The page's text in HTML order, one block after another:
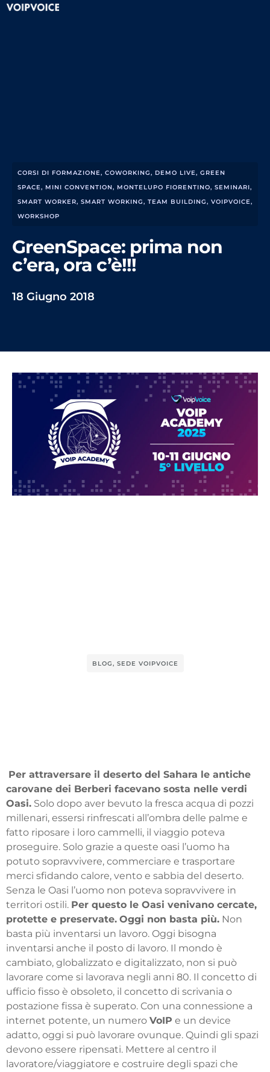
CORSI DI FORMAZIONE, COWORKING, DEMO LIVE, GREEN
SPACE, MINI CONVENTION, MONTELUPO FIORENTINO, SEMINARI,
SMART WORKER, SMART WORKING, TEAM BUILDING, VOIPVOICE,
WORKSHOP
GreenSpace: prima non
c’era, ora c’è!!!
18 Giugno 2018
BLOG, SEDE VOIPVOICE
Per attraversare il deserto del Sahara le antiche
carovane dei Berberi facevano sosta nelle verdi
Oasi. Solo dopo aver bevuto la fresca acqua di pozzi
millenari, essersi rinfrescati all’ombra delle palme e
fatto riposare i loro cammelli, il viaggio poteva
proseguire. Solo grazie a queste oasi l’uomo ha
potuto sopravvivere, commerciare e trasportare
merci sfidando calore, vento e sabbia del deserto.
Senza le Oasi l’uomo non poteva sopravvivere in
territori ostili. Per questo le Oasi venivano cercate,
protette e preservate. Oggi non basta più. Non
basta più inventarsi un lavoro. Oggi bisogna
inventarsi anche il posto di lavoro. Il mondo è
cambiato, globalizzato e digitalizzato, non si può
lavorare come si lavorava negli anni 80. Il concetto di
ufficio fisso è obsoleto, il concetto di scrivania o
postazione fissa è superato. Con una connessione a
internet potente, un numero VoIP e un device
adatto, oggi si può lavorare ovunque. Quindi gli spazi
devono essere ripensati. Mettere al centro il
lavoratore/viaggiatore e costruire degli spazi che